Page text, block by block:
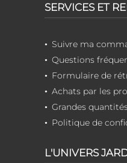
SERVICES ET
Suivre ma
Questions
Formulaire de
Achats par les
Grandes
Politique de
L'UNIVERS